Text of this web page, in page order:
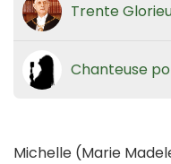
Trente
Chanteuse
Michelle (Marie